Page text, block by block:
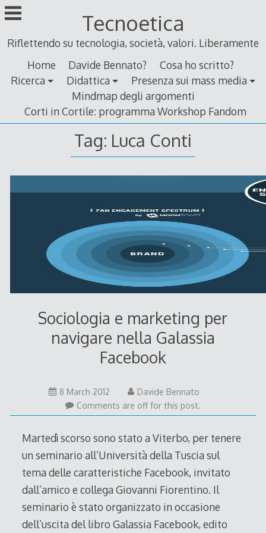
Skip
to
Tecnoetica
Riflettendo su tecnologia, società, valori. Liberamente
Home
Davide Bennato?
Cosa ho scritto?
Ricerca
Didattica
Presenza sui mass media
Mindmap degli argomenti
Corti in Cortile: programma Workshop Fandom
Tag: Luca Conti
Sociologia e marketing per
navigare nella Galassia
Facebook
8 March 201210
March
2012
Davide Bennato
Comments are off for this post.
Martedì scorso sono stato a Viterbo, per tenere
un seminario all’Università della Tuscia sul
tema delle caratteristiche Facebook, invitato
dall’amico e collega Giovanni Fiorentino. Il
seminario è stato organizzato in occasione
dell’uscita del libro Galassia Facebook, edito